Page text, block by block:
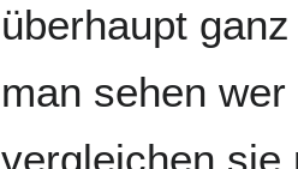
überhaupt
man sehen
vergleichen